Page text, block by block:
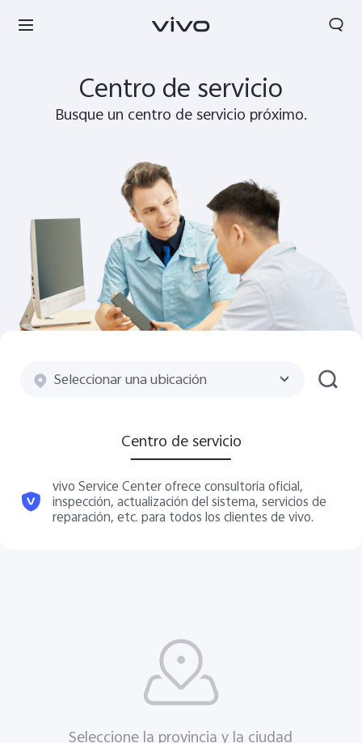
Nicaragua | Seleccione país/región
Centro de servicio
Busque un centro de servicio próximo.
Seleccionar una ubicación
Centro de servicio
vivo Service Center ofrece consultoría oficial,
inspección, actualización del sistema, servicios de
reparación, etc. para todos los clientes de vivo.
Seleccione la provincia y la ciudad